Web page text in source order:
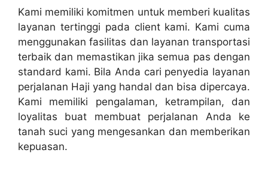
Kami memiliki komitmen untuk memberi kualitas
layanan tertinggi pada client kami. Kami cuma
menggunakan fasilitas dan layanan transportasi
terbaik dan memastikan jika semua pas dengan
standard kami. Bila Anda cari penyedia layanan
perjalanan Haji yang handal dan bisa dipercaya.
Kami memiliki pengalaman, ketrampilan, dan
loyalitas buat membuat perjalanan Anda ke
tanah suci yang mengesankan dan memberikan
kepuasan.